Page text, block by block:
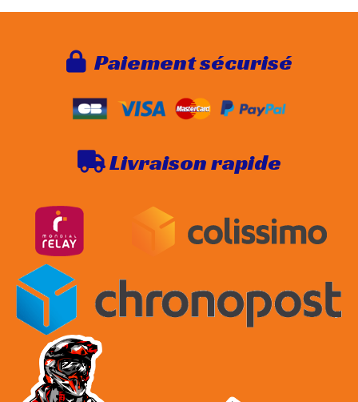
Paiement sécurisé
Livraison rapide